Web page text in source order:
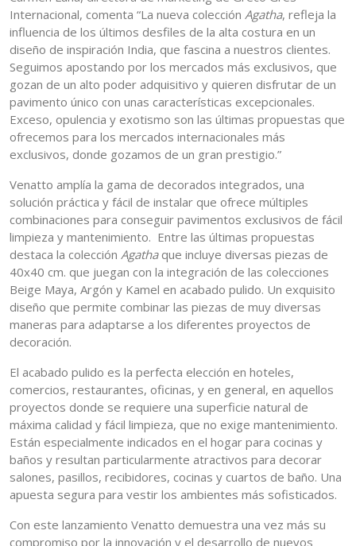
Internacional, comenta “La nueva colección Agatha, refleja la
influencia de los últimos desfiles de la alta costura en un
diseño de inspiración India, que fascina a nuestros clientes.
Seguimos apostando por los mercados más exclusivos, que
gozan de un alto poder adquisitivo y quieren disfrutar de un
pavimento único con unas características excepcionales.
Exceso, opulencia y exotismo son las últimas propuestas que
ofrecemos para los mercados internacionales más
exclusivos, donde gozamos de un gran prestigio.”
Venatto amplía la gama de decorados integrados, una
solución práctica y fácil de instalar que ofrece múltiples
combinaciones para conseguir pavimentos exclusivos de fácil
limpieza y mantenimiento. Entre las últimas propuestas
destaca la colección Agathaque incluye diversas piezas de
40x40 cm. que juegan con la integración de las colecciones
Beige Maya, Argón y Kamel en acabado pulido. Un exquisito
diseño que permite combinar las piezas de muy diversas
maneras para adaptarse a los diferentes proyectos de
decoración.
El acabado pulido es la perfecta elección en hoteles,
comercios, restaurantes, oficinas, y en general, en aquellos
proyectos donde se requiere una superficie natural de
máxima calidad y fácil limpieza, que no exige mantenimiento.
Están especialmente indicados en el hogar para cocinas y
baños y resultan particularmente atractivos para decorar
salones, pasillos, recibidores, cocinas y cuartos de baño. Una
apuesta segura para vestir los ambientes más sofisticados.
Con este lanzamiento Venatto demuestra una vez más su
compromiso por la innovación y el desarrollo de nuevos